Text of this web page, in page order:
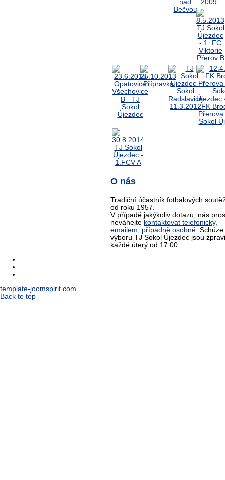
O nás
Tradiční účastník fotbalových
od roku 1957.
V případě jakýkoliv dotazu, nás
neváhejte kontaktovat telefonicky,
emailem, případně osobně. Schůze
výboru TJ Sokol Újezdec jsou
každé úterý od 17:00.
template-joomspirit.com
Back to top